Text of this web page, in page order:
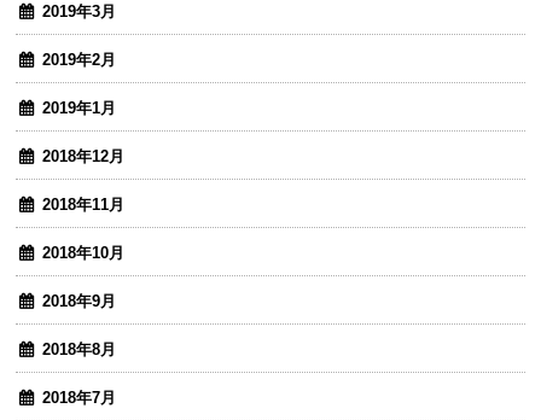
2019年3月
2019年2月
2019年1月
2018年12月
2018年11月
2018年10月
2018年9月
2018年8月
2018年7月